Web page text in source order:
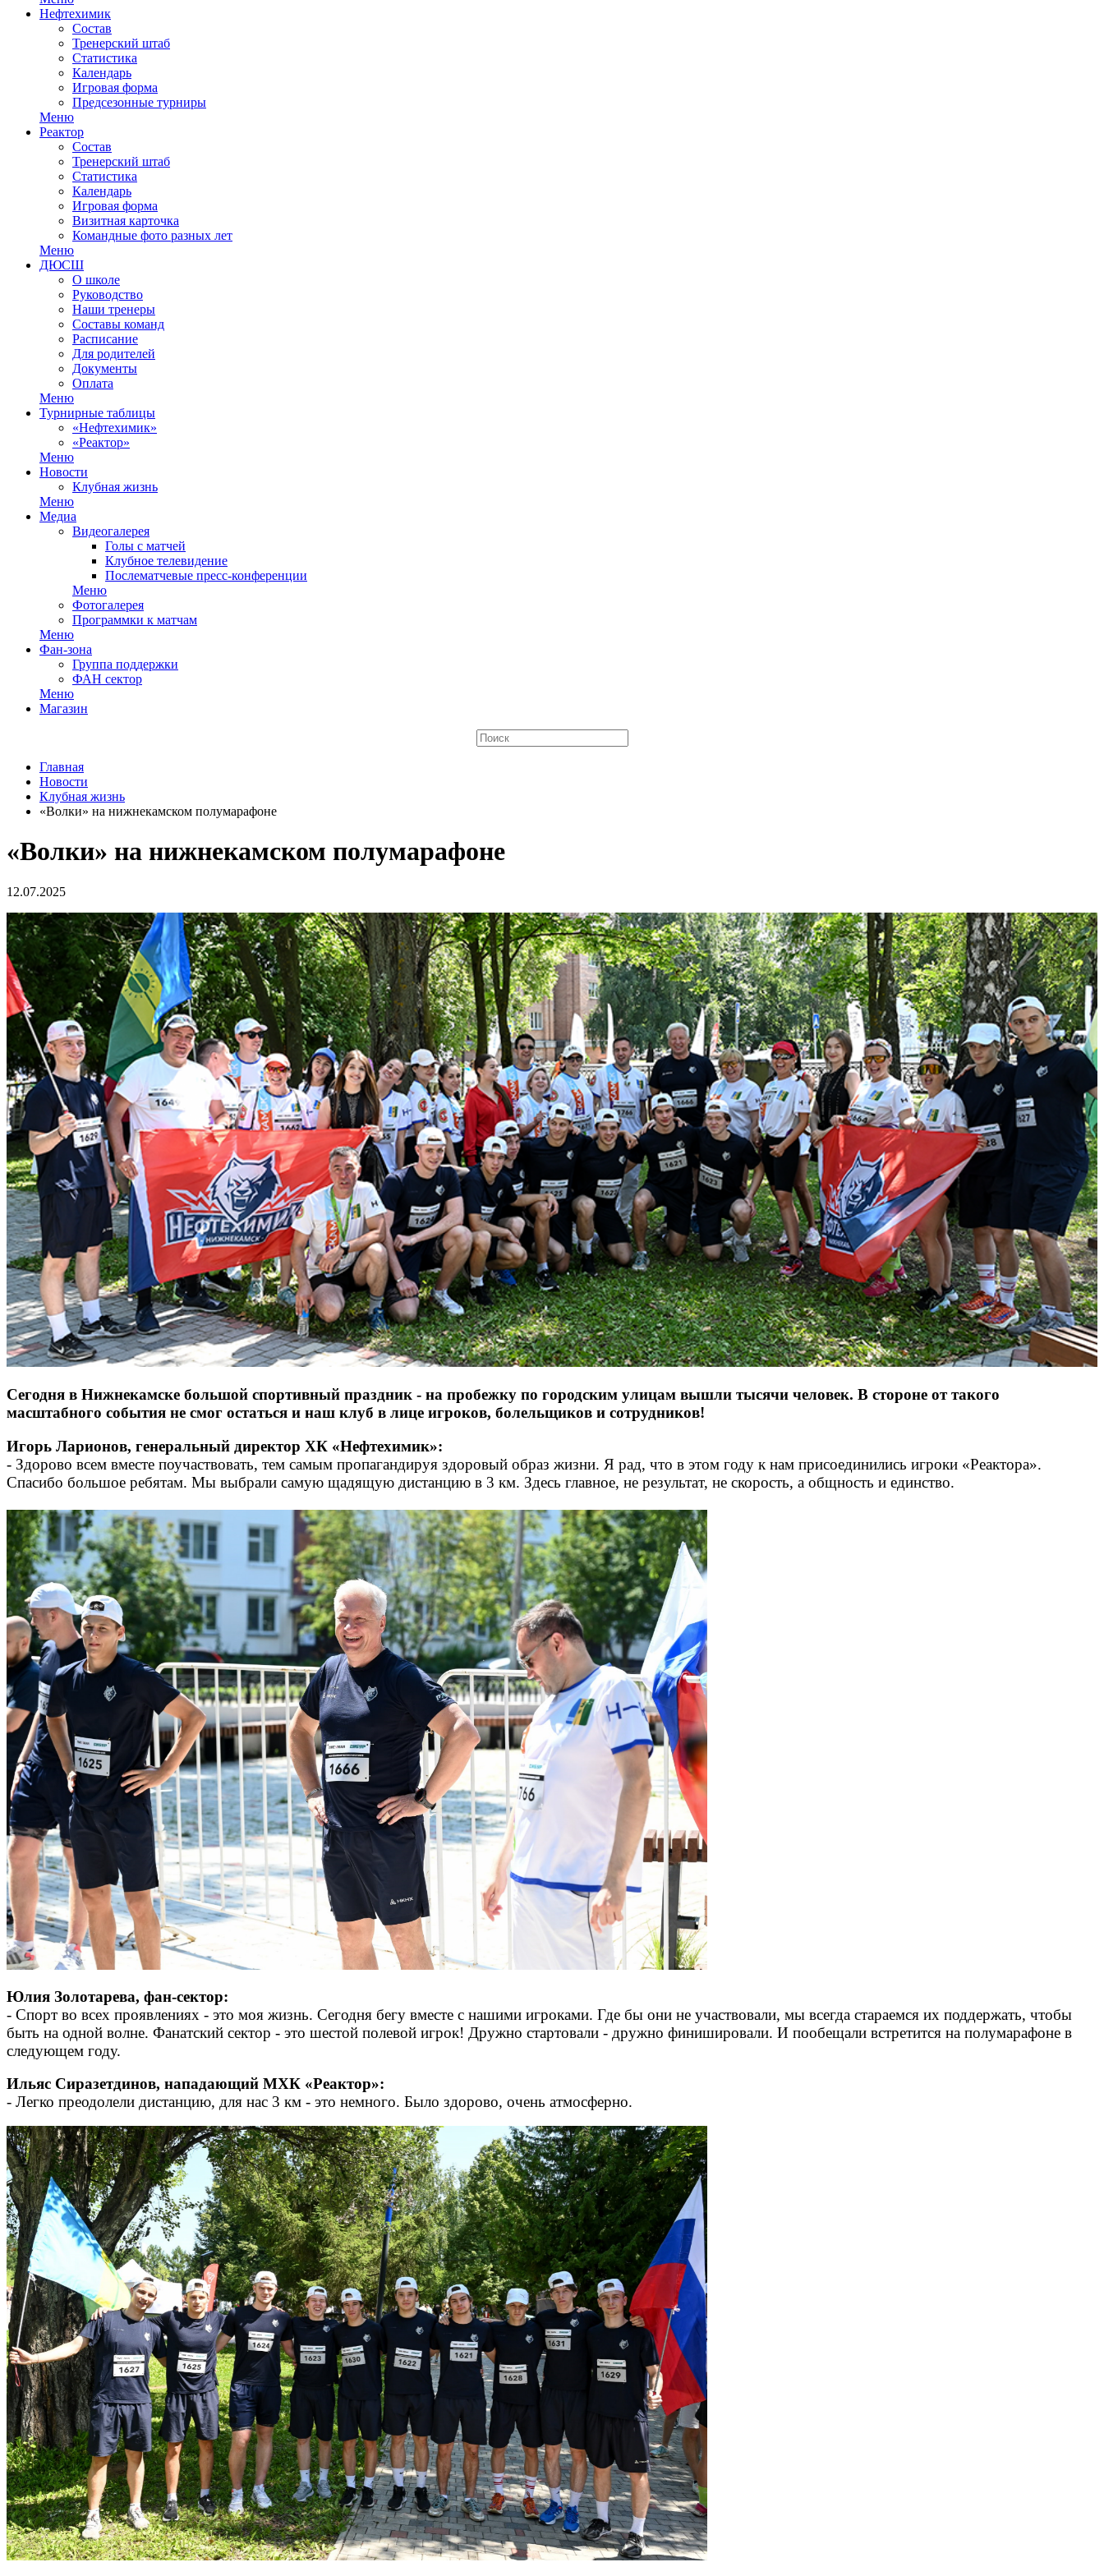
Нефтехимик
Состав
Тренерский штаб
Статистика
Календарь
Игровая форма
Предсезонные турниры
Меню
Реактор
Состав
Тренерский штаб
Статистика
Календарь
Игровая форма
Визитная карточка
Командные фото разных лет
Меню
ДЮСШ
О школе
Руководство
Наши тренеры
Составы команд
Расписание
Для родителей
Документы
Оплата
Меню
Турнирные таблицы
«Нефтехимик»
«Реактор»
Меню
Новости
Клубная жизнь
Меню
Медиа
Видеогалерея
Голы с матчей
Клубное телевидение
Послематчевые пресс-конференции
Меню
Фотогалерея
Программки к матчам
Меню
Фан-зона
Группа поддержки
ФАН сектор
Меню
Магазин
Главная
Новости
Клубная жизнь
«Волки» на нижнекамском полумарафоне
«Волки» на нижнекамском полумарафоне
12.07.2025
Сегодня в Нижнекамске большой спортивный праздник - на пробежку по городским улицам вышли тысячи человек. В стороне от такого
масштабного события не смог остаться и наш клуб в лице игроков, болельщиков и сотрудников!
Игорь Ларионов, генеральный директор ХК «Нефтехимик»:
- Здорово всем вместе поучаствовать, тем самым пропагандируя здоровый образ жизни. Я рад, что в этом году к нам присоединились игроки «Реактора».
Спасибо большое ребятам. Мы выбрали самую щадящую дистанцию в 3 км. Здесь главное, не результат, не скорость, а общность и единство.
Юлия Золотарева, фан-сектор:
- Спорт во всех проявлениях - это моя жизнь. Сегодня бегу вместе с нашими игроками. Где бы они не участвовали, мы всегда стараемся их поддержать, чтобы
быть на одной волне. Фанатский сектор - это шестой полевой игрок! Дружно стартовали - дружно финишировали. И пообещали встретится на полумарафоне в
следующем году.
Ильяс Сиразетдинов, нападающий МХК «Реактор»:
- Легко преодолели дистанцию, для нас 3 км - это немного. Было здорово, очень атмосферно.